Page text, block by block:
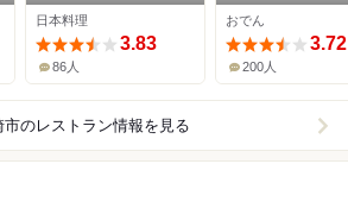
日本料理
3.83
86人
おでん
3.72
200人
市のレストラン情報を見る